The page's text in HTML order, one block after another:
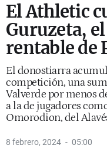
El Athletic
Guruzeta,
rentable de
El donostiarra
competición, una
Valverde por menos
a la de jugadores
Omorodion, del
8 febrero, 2024 05:00